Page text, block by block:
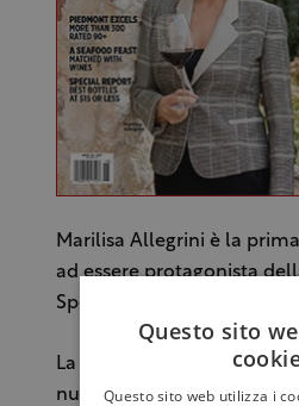
Marilisa Allegrini è la
ad essere protagonista
Spectator.
La Lady Valpolicella,
numero della rivista, la
Questo sito
Questo sito web utilizza i